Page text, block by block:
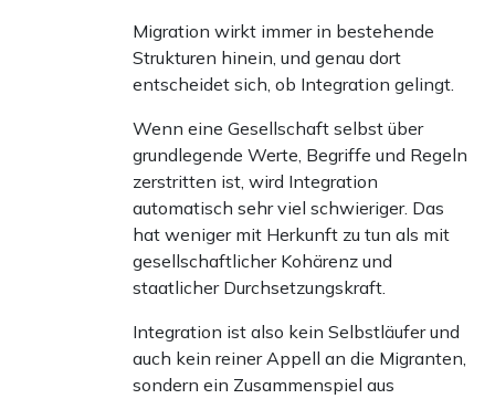
Migration wirkt immer in bestehende
Strukturen hinein, und genau dort
entscheidet sich, ob Integration gelingt.
Wenn eine Gesellschaft selbst über
grundlegende Werte, Begriffe und Regeln
zerstritten ist, wird Integration
automatisch sehr viel schwieriger. Das
hat weniger mit Herkunft zu tun als mit
gesellschaftlicher Kohärenz und
staatlicher Durchsetzungskraft.
Integration ist also kein Selbstläufer und
auch kein reiner Appell an die Migranten,
sondern ein Zusammenspiel aus